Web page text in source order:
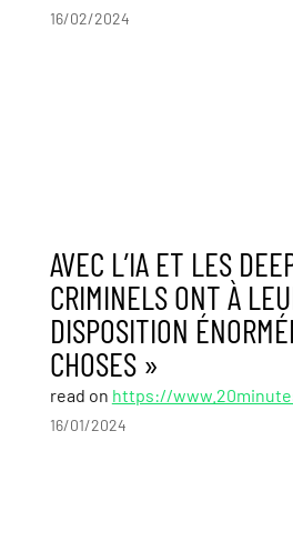
16/02/2024
AVEC L’IA ET LES
CRIMINELS ONT À
DISPOSITION
CHOSES »
read on https://
16/01/2024